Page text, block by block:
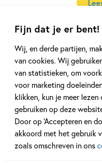
Fijn dat je er bent!
Wij, en derde partijen,
van cookies. Wij
van statistieken, om
voor marketing
klikken, kun je meer
gebruiken op deze
Door op ‘Accepteren en
akkoord met het gebruik
zoals omschreven in ons
Andere boeken